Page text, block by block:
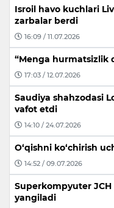
Isroil havo kuchlari
zarbalar berdi
16:09 / 11.07.2026
“Menga hurmatsizlik
17:03 / 12.07.2026
Saudiya shahzodasi
vafot etdi
14:10 / 24.07.2026
O‘qishni ko‘chirish
14:52 / 09.07.2026
Superkompyuter
yangiladi